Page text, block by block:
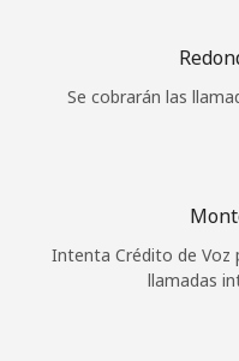
Se cobrarán las
Intenta Crédito de Voz
llamadas